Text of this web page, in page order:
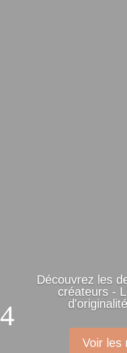
Découvrez les
créateurs -
Voir les